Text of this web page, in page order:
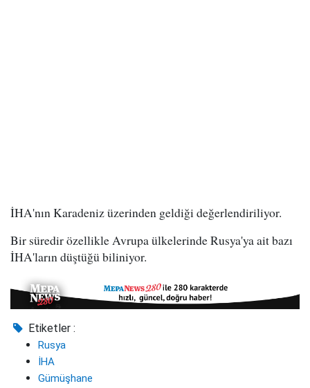
İHA'nın Karadeniz üzerinden geldiği değerlendiriliyor.
Bir süredir özellikle Avrupa ülkelerinde Rusya'ya ait bazı
İHA'ların düştüğü biliniyor.
Etiketler :
Rusya
İHA
Gümüşhane